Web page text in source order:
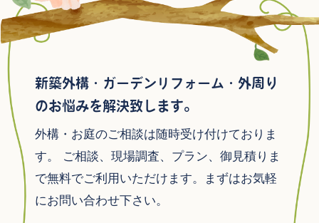
新築外構・ガーデンリフォーム・外周り
のお悩みを解決致します。
外構・お庭のご相談は随時受け付けておりま
す。
ご相談、現場調査、プラン、御見積りま
で無料でご利用いただけます。まずはお気軽
にお問い合わせ下さい。